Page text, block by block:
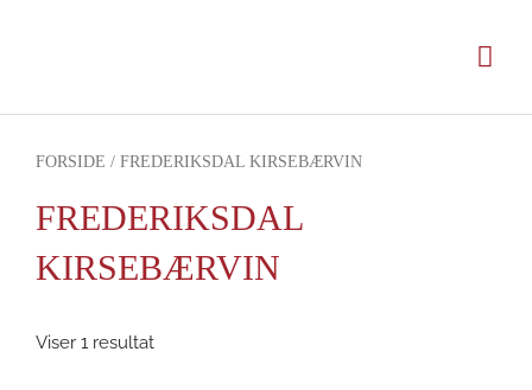
FORSIDE / FREDERIKSDAL KIRSEBÆRVIN
FREDERIKSDAL
KIRSEBÆRVIN
Viser 1 resultat